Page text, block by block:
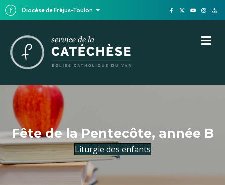
Diocèse de Fréjus-Toulon
Fête de la Pentecôte, année B
Liturgie des enfants